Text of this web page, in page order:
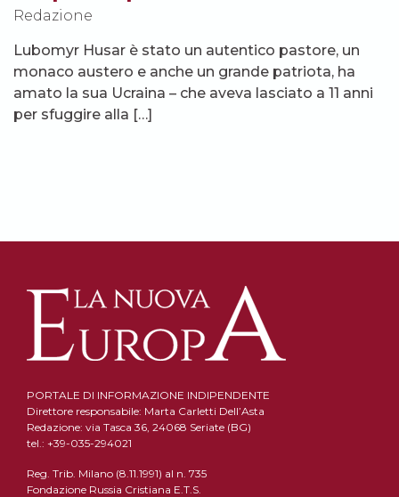
Redazione
Lubomyr Husar è stato un autentico pastore, un
monaco austero e anche un grande patriota, ha
amato la sua Ucraina – che aveva lasciato a 11 anni
per sfuggire alla […]
PORTALE DI INFORMAZIONE INDIPENDENTE
Direttore responsabile: Marta Carletti Dell’Asta
Redazione: via Tasca 36, 24068 Seriate (BG)
tel.: +39-035-294021
Reg. Trib. Milano (8.11.1991) al n. 735
Fondazione Russia Cristiana E.T.S.